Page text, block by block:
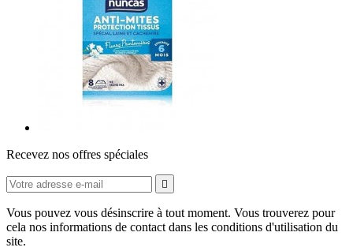
Recevez nos offres spéciales

Vous pouvez vous désinscrire à tout moment. Vous trouverez pour
cela nos informations de contact dans les conditions d'utilisation du
site.